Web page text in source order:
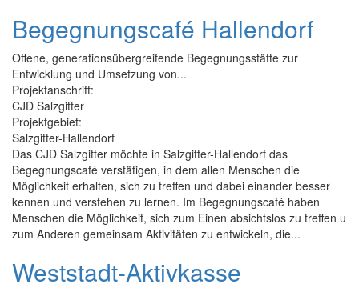
Begegnungscafé Hallendorf
Offene, generationsübergreifende Begegnungsstätte zur
Entwicklung und Umsetzung von...
Projektanschrift:
CJD Salzgitter
Projektgebiet:
Salzgitter-Hallendorf
Das CJD Salzgitter möchte in Salzgitter-Hallendorf das
Begegnungscafé verstätigen, in dem allen Menschen die
Möglichkeit erhalten, sich zu treffen und dabei einander besser
kennen und verstehen zu lernen. Im Begegnungscafé haben
Menschen die Möglichkeit, sich zum Einen absichtslos zu treffen u
zum Anderen gemeinsam Aktivitäten zu entwickeln, die...
Weststadt-Aktivkasse